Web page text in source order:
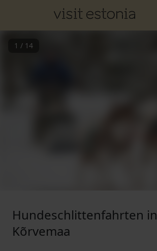
1 / 14
Hundeschlittenfahrten in
Kõrvemaa